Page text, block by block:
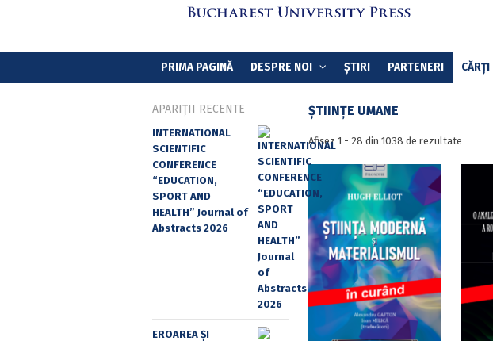
PRIMA PAGINĂ DESPRE NOI ȘTIRI PARTENERI CĂRȚI
ȘTIINȚE UMANE
Afișez 1 - 28 din 1038 de rezultateSortat
APARIȚII RECENTE
INTERNATIONAL
SCIENTIFIC
CONFERENCE
“EDUCATION,
SPORT AND
HEALTH” Journal of
Abstracts 2026
EROAREA ȘI